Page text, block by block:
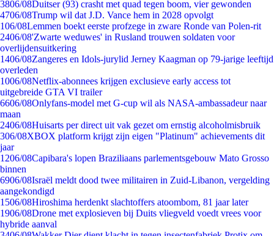
3806/08Duitser (93) crasht met quad tegen boom, vier gewonden
4706/08Trump wil dat J.D. Vance hem in 2028 opvolgt
106/08Lemmen boekt eerste profzege in zware Ronde van Polen-rit
2406/08'Zwarte weduwes' in Rusland trouwen soldaten voor
overlijdensuitkering
1406/08Zangeres en Idols-jurylid Jerney Kaagman op 79-jarige leeftijd
overleden
1006/08Netflix-abonnees krijgen exclusieve early access tot
uitgebreide GTA VI trailer
6606/08Onlyfans-model met G-cup wil als NASA-ambassadeur naar
maan
2406/08Huisarts per direct uit vak gezet om ernstig alcoholmisbruik
306/08XBOX platform krijgt zijn eigen "Platinum" achievements dit
jaar
1206/08Capibara's lopen Braziliaans parlementsgebouw Mato Grosso
binnen
6906/08Israël meldt dood twee militairen in Zuid-Libanon, vergelding
aangekondigd
1506/08Hiroshima herdenkt slachtoffers atoombom, 81 jaar later
1906/08Drone met explosieven bij Duits vliegveld voedt vrees voor
hybride aanval